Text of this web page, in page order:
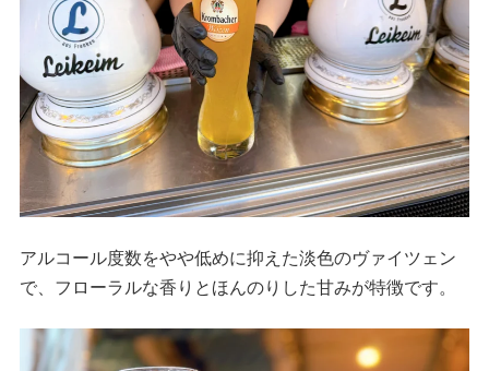
アルコール度数をやや低めに抑えた淡色のヴァイツェン
で、フローラルな香りとほんのりした甘みが特徴です。